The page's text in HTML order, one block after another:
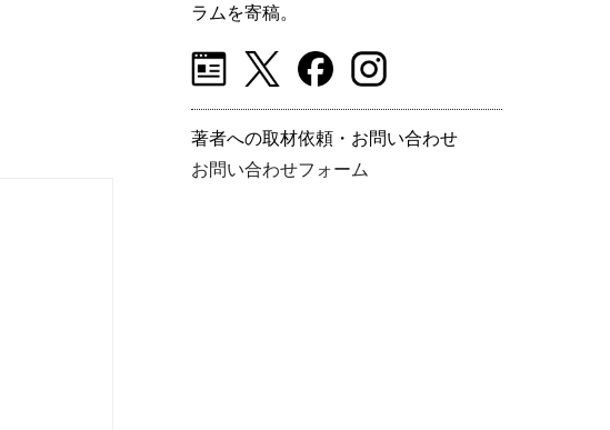
ラムを寄稿。
著者への取材依頼・お問い合わせ
お問い合わせフォーム